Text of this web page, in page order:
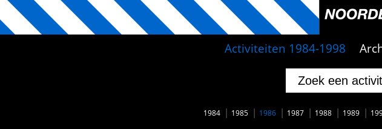
Activiteiten 1984-1998
1984 1985 1986 1987 1988 1989